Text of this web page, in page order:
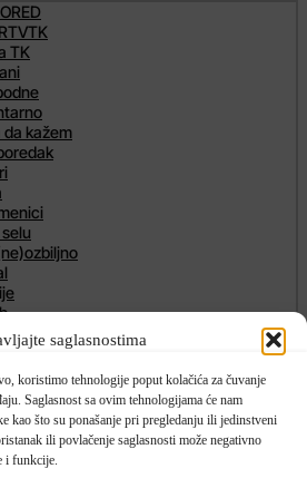
saglasnostima
koristimo tehnologije poput kolačića za čuvanje
Saglasnost sa ovim tehnologijama će nam
kao što su ponašanje pri pregledanju ili jedinstveni
ili povlačenje saglasnosti može negativno
i funkcije.
TK
da kažem
bolje